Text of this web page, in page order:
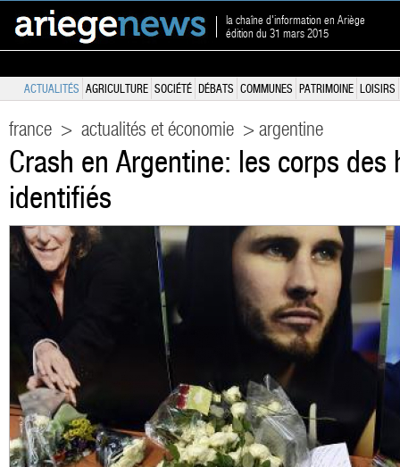
la chaîne d'information en Ariège
édition du 31 mars 2015
ACTUALITÉS AGRICULTURE SOCIÉTÉ DÉBATS COMMUNES PATRIMOINE LOISIRS
france > actualités et économie > argentine
Crash en Argentine: les corps des
identifiés